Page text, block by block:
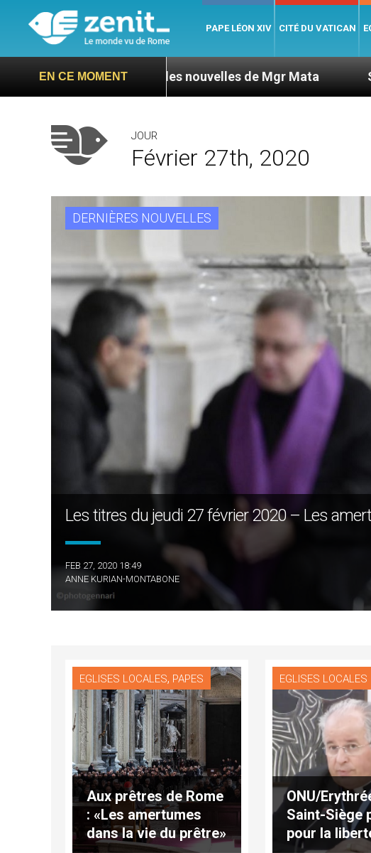
PAPE LÉON XIV CITÉ DU VATICAN
EN CE MOMENT
exige des nouvelles de Mgr Mata Sept signes
JOUR
Février 27th, 2020
DERNIÈRES NOUVELLES
Les titres du jeudi 27 février 2020 – Les
FEB 27, 2020 18:49
ANNE KURIAN-MONTABONE
EGLISES LOCALES, PAPES
Aux prêtres de Rome
: «Les amertumes
dans la vie du prêtre»
EGLISES LOCALES
ONU/
Saint-Siège
pour la